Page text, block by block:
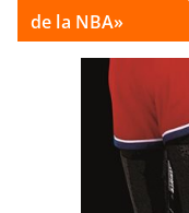
de la NBA»